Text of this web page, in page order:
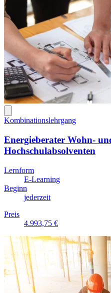
Kombinationslehrgang
Energieberater Wohn-
Hochschulabsolventen
Lernform
E-Learning
Beginn
jederzeit
Preis
4.993,75 €